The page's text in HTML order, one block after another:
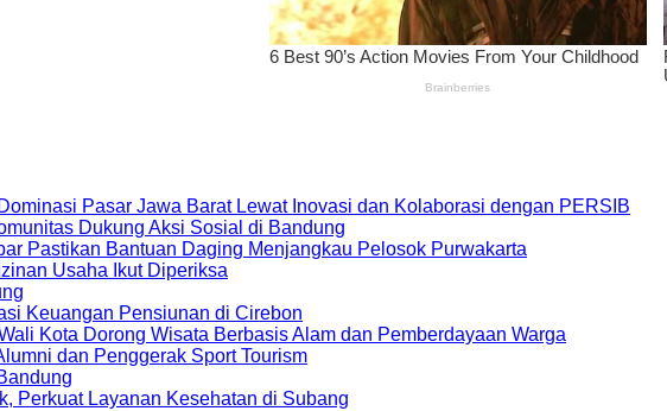
Pasar Jawa Barat Lewat Inovasi dan Kolaborasi dengan PERSIB
Dukung Aksi Sosial di Bandung
Pastikan Bantuan Daging Menjangkau Pelosok Purwakarta
Usaha Ikut Diperiksa
Keuangan Pensiunan di Cirebon
Kota Dorong Wisata Berbasis Alam dan Pemberdayaan Warga
dan Penggerak Sport Tourism
Perkuat Layanan Kesehatan di Subang